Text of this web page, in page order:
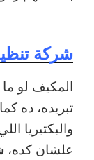
شركة
المكيف لو
تبريده، ده
والبكتيريا
علشان كده،